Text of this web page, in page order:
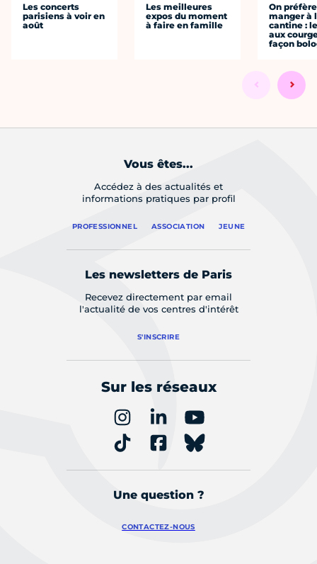
Les concerts
parisiens à voir en
août
Les meilleures
expos du moment
à faire en famille
On préfère
manger à
cantine :
aux
façon
Vous êtes...
Accédez à des actualités et
informations pratiques par profil
PROFESSIONNEL ASSOCIATION JEUNE
Les newsletters de Paris
Recevez directement par email
l'actualité de vos centres d'intérêt
S'INSCRIRE
Sur les réseaux
Une question ?
CONTACTEZ-NOUS